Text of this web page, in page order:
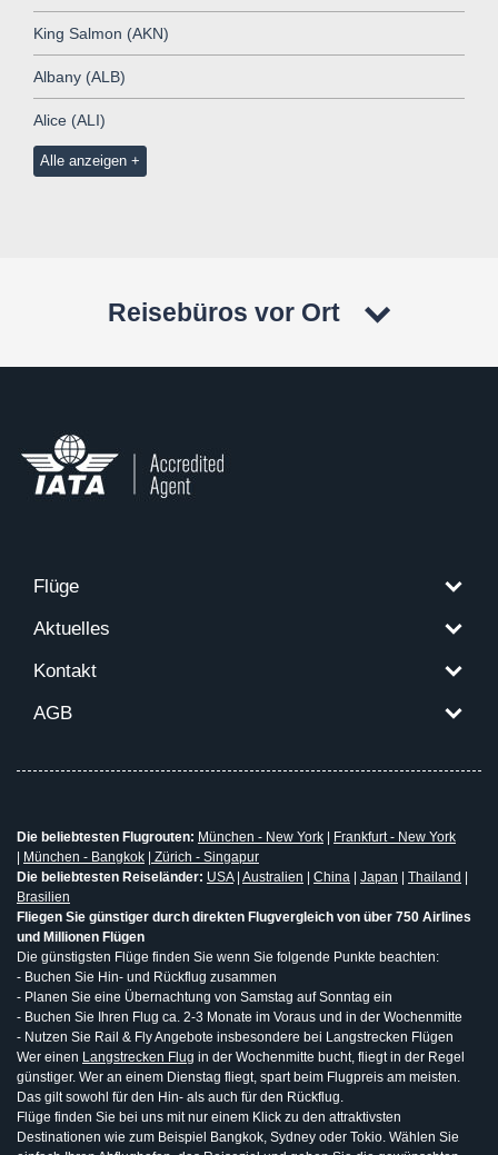
King Salmon (AKN)
Albany (ALB)
Alice (ALI)
Alle anzeigen
Reisebüros vor Ort
Flüge
Aktuelles
Kontakt
AGB
Die beliebtesten Flugrouten: München - New York
Frankfurt - New York
München - Bangkok
Zürich - Singapur
Die beliebtesten Reiseländer: USA| Australien China Japan Thailand
Brasilien
Fliegen Sie günstiger durch direkten Flugvergleich von über 750 Airlines
und Millionen Flügen
Die günstigsten Flüge finden Sie wenn Sie folgende Punkte beachten:
- Buchen Sie Hin- und Rückflug zusammen
- Planen Sie eine Übernachtung von Samstag auf Sonntag ein
- Buchen Sie Ihren Flug ca. 2-3 Monate im Voraus und in der Wochenmitte
- Nutzen Sie Rail & Fly Angebote insbesondere bei Langstrecken Flügen
Wer einen Langstrecken Flug in der Wochenmitte bucht, fliegt in der Regel
günstiger. Wer an einem Dienstag fliegt, spart beim Flugpreis am meisten.
Das gilt sowohl für den Hin- als auch für den Rückflug.
Flüge finden Sie bei uns mit nur einem Klick zu den attraktivsten
Destinationen wie zum Beispiel Bangkok, Sydney oder Tokio. Wählen Sie